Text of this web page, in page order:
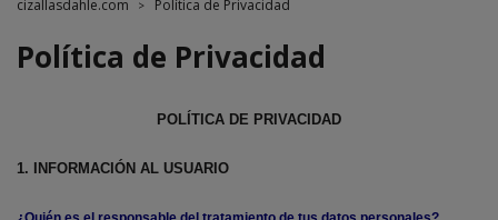
cizallasdahle.com Política de Privacidad
Política de Privacidad
POLÍTICA DE PRIVACIDAD
1. INFORMACIÓN AL USUARIO